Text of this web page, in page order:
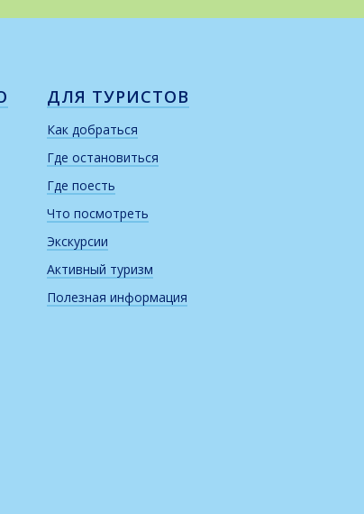
ДЛЯ ТУРИСТОВ
Как добраться
Где остановиться
Где поесть
Что посмотреть
Экскурсии
Активный туризм
Полезная информация